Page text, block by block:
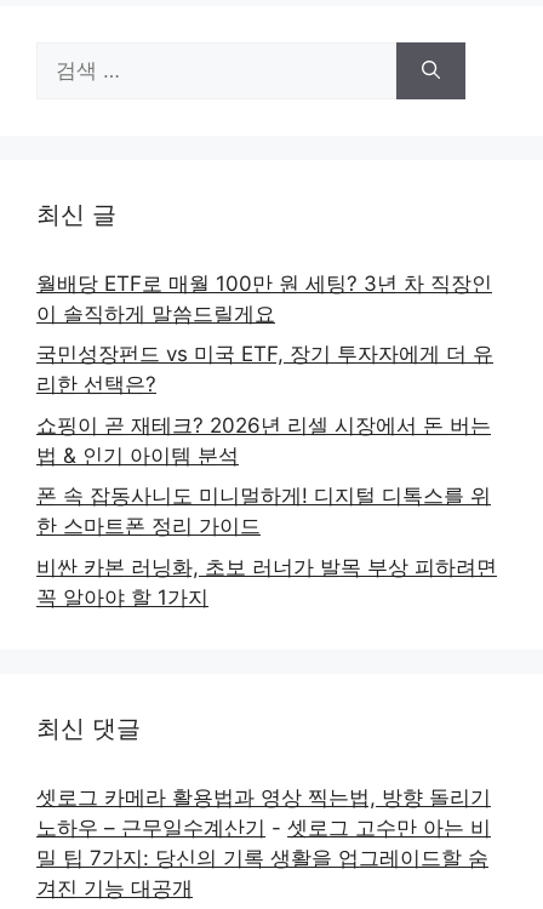
색:
최신 글
월배당 ETF로 매월 100만 원 세팅? 3년 차 직장인
이 솔직하게 말씀드릴게요
국민성장펀드 vs 미국 ETF, 장기 투자자에게 더 유
리한 선택은?
쇼핑이 곧 재테크? 2026년 리셀 시장에서 돈 버는
법 & 인기 아이템 분석
폰 속 잡동사니도 미니멀하게! 디지털 디톡스를 위
한 스마트폰 정리 가이드
비싼 카본 러닝화, 초보 러너가 발목 부상 피하려면
꼭 알아야 할 1가지
최신 댓글
셋로그 카메라 활용법과 영상 찍는법, 방향 돌리기
노하우 – 근무일수계산기 - 셋로그 고수만 아는 비
밀 팁 7가지: 당신의 기록 생활을 업그레이드할 숨
겨진 기능 대공개